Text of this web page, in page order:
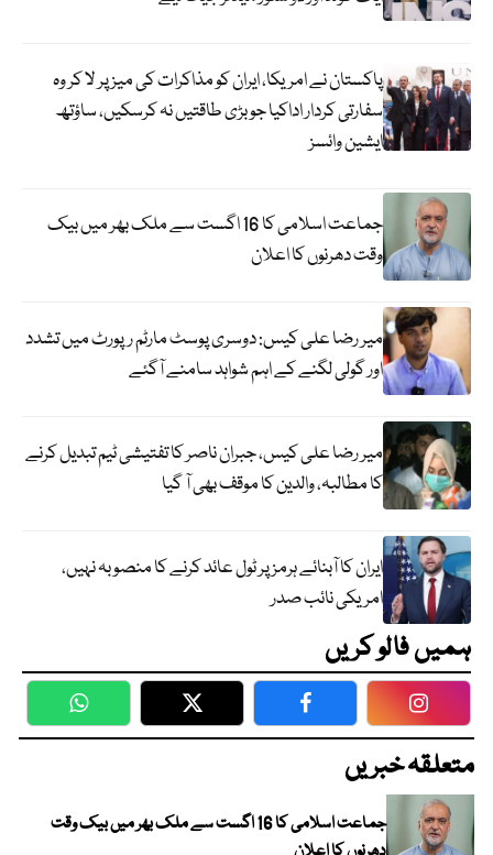
پاکستان نے امریکا، ایران کو مذاکرات کی میز پر لا کر وہ
سفارتی کردار اداکیا جو بڑی طاقتیں نہ کرسکیں، ساؤتھ
ایشین وائسز
جماعت اسلامی کا 16 اگست سے ملک بھر میں بیک
وقت دھرنوں کا اعلان
میر رضا علی کیس: دوسری پوسٹ مارٹم رپورٹ میں تشدد
اور گولی لگنے کے اہم شواہد سامنے آگئے
میر رضا علی کیس، جبران ناصر کا تفتیشی ٹیم تبدیل کرنے
کا مطالبہ، والدین کا موقف بھی آ گیا
ایران کا آبنائے ہرمز پر ٹول عائد کرنے کا منصوبہ نہیں،
امریکی نائب صدر
ہمیں فالو کریں
WhatsApp Twitter Facebook
متعلقہ خبریں
جماعت اسلامی کا 16 اگست سے ملک بھر میں بیک وقت